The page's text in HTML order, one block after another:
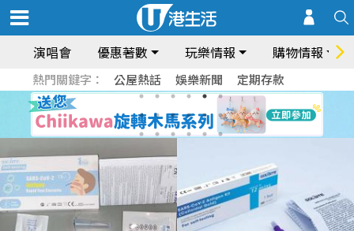
演唱會 優惠著數 玩樂情報 購物情報
熱門關鍵字： 公屋熱話 娛樂新聞 定期存款